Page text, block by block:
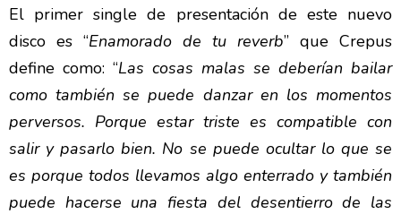
El primer single de presentación de este nuevo
disco es “Enamorado de tu reverb” que Crepus
define como: “Las cosas malas se deberían bailar
como también se puede danzar en los momentos
perversos. Porque estar triste es compatible con
salir y pasarlo bien. No se puede ocultar lo que se
es porque todos llevamos algo enterrado y también
puede hacerse una fiesta del desentierro de las